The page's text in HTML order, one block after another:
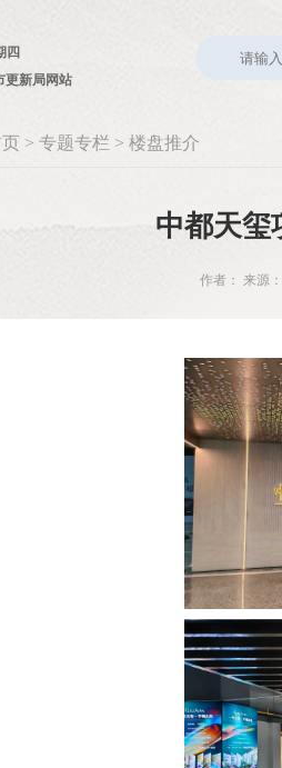
四
更新局网站
页 > 专题专栏 > 楼盘推介
中都天玺
作者： 来源